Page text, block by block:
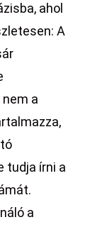
ahol
A
a
tudja írni a
a